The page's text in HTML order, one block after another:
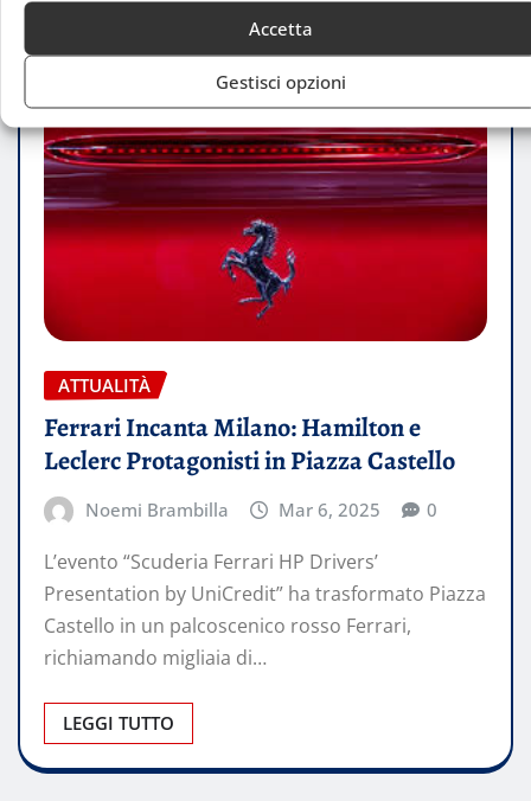
Accetta
Gestisci opzioni
ATTUALITÀ
Ferrari Incanta Milano: Hamilton e
Leclerc Protagonisti in Piazza Castello
Noemi Brambilla Mar 6, 2025 0
L’evento “Scuderia Ferrari HP Drivers’
Presentation by UniCredit” ha trasformato Piazza
Castello in un palcoscenico rosso Ferrari,
richiamando migliaia di…
LEGGI TUTTO